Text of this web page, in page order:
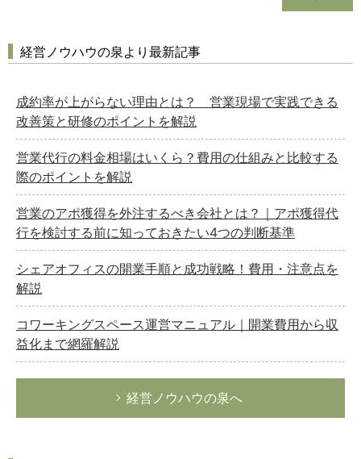
経営ノウハウの泉より最新記事
成約率が上がらない理由とは？ 営業現場で実践できる
改善策と研修のポイントを解説
営業代行の料金相場はいくら？費用の仕組みと比較する
際のポイントを解説
営業のアポ獲得を外注するべき会社とは？｜アポ獲得代
行を検討する前に知っておきたい4つの判断基準
シェアオフィスの開業手順と成功戦略！費用・注意点を
解説
コワーキングスペース運営マニュアル｜開業費用から収
益化まで網羅解説
経営ノウハウの泉へ